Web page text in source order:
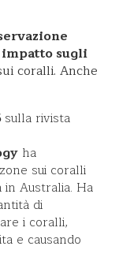
sugli
coralli. Anche
sulla rivista
ha
sui coralli
Australia. Ha
di
i coralli,
e causando